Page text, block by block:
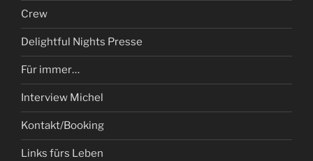
Crew
Delightful Nights Presse
Für immer…
Interview Michel
Kontakt/Booking
Links fürs Leben